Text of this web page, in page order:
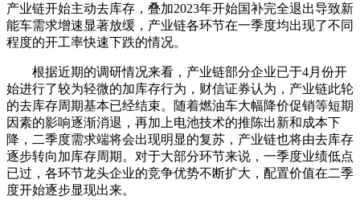
产业链开始主动去库存，叠加2023年开始国补完全退出导致新
能车需求增速显著放缓，产业链各环节在一季度均出现了不同
程度的开工率快速下跌的情况。
根据近期的调研情况来看，产业链部分企业已于4月份开
始进行了较为轻微的加库存行为，财信证券认为，产业链此轮
的去库存周期基本已经结束。随着燃油车大幅降价促销等短期
因素的影响逐渐消退，再加上电池技术的推陈出新和成本下
降，二季度需求端将会出现明显的复苏，产业链也将由去库存
逐步转向加库存周期。对于大部分环节来说，一季度业绩低点
已过，各环节龙头企业的竞争优势不断扩大，配置价值在二季
度开始逐步显现出来。